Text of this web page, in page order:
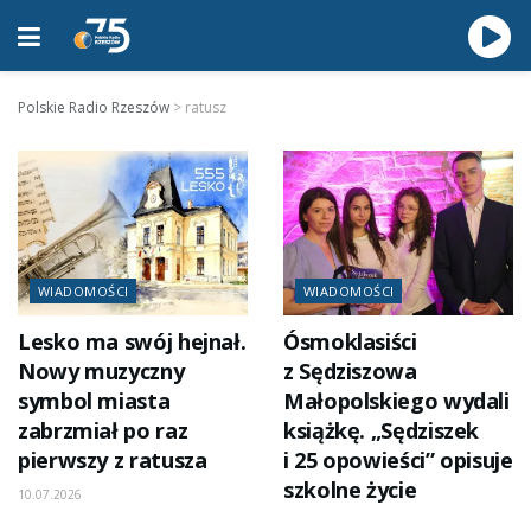
Polskie Radio Rzeszów > ratusz
WIADOMOŚCI
Lesko ma swój hejnał.
Nowy muzyczny
symbol miasta
zabrzmiał po raz
pierwszy z ratusza
10.07.2026
WIADOMOŚCI
Ósmoklasiści
z Sędziszowa
Małopolskiego wydali
książkę. „Sędziszek
i 25 opowieści” opisuje
szkolne życie